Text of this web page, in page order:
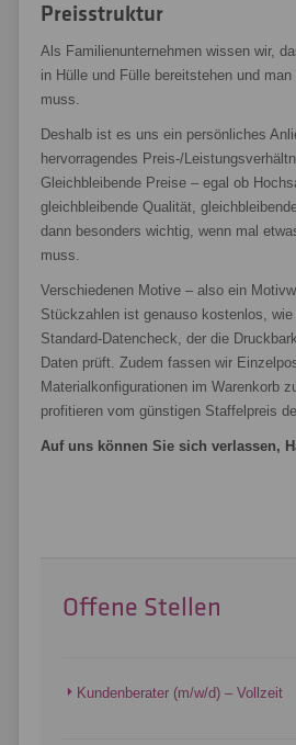
Preisstruktur
Als Familienunternehmen wissen wir,
in Hülle und Fülle bereitstehen und
muss.
Deshalb ist es uns ein persönliches
hervorragendes Preis-/
Gleichbleibende Preise – egal ob
gleichbleibende Qualität,
dann besonders wichtig, wenn mal
muss.
Verschiedenen Motive – also ein
Stückzahlen ist genauso kostenlos,
Standard-Datencheck, der die
Daten prüft. Zudem fassen wir
Materialkonfigurationen im Warenkorb
profitieren vom günstigen Staffelpreis
Auf uns können Sie sich verlassen,
Offene Stellen
Kundenberater (m/w/d) – Vollzeit